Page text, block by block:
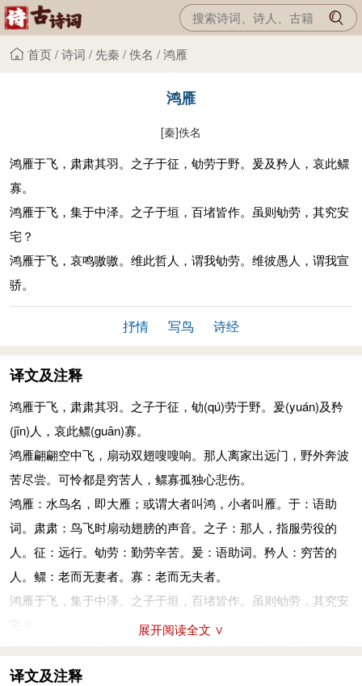
首页/诗词 / 先秦 /佚名 /鸿雁
鸿雁
[秦]佚名
鸿雁于飞，肃肃其羽。之子于征，劬劳于野。爰及矜人，哀此鳏
寡。
鸿雁于飞，集于中泽。之子于垣，百堵皆作。虽则劬劳，其究安
宅？
鸿雁于飞，哀鸣嗷嗷。维此哲人，谓我劬劳。维彼愚人，谓我宣
骄。
抒情 写鸟 诗经
译文及注释
鸿雁于飞，肃肃其羽。之子于征，劬(qú)劳于野。爰(yuán)及矜
(jīn)人，哀此鳏(guān)寡。
鸿雁翩翩空中飞，扇动双翅嗖嗖响。那人离家出远门，野外奔波
苦尽尝。可怜都是穷苦人，鳏寡孤独心悲伤。
鸿雁：水鸟名，即大雁；或谓大者叫鸿，小者叫雁。于：语助
词。肃肃：鸟飞时扇动翅膀的声音。之子：那人，指服劳役的
人。征：远行。劬劳：勤劳辛苦。爰：语助词。矜人：穷苦的
人。鳏：老而无妻者。寡：老而无夫者。
鸿雁于飞，集于中泽。之子于垣，百堵皆作。虽则劬劳，其究安
百堵墙。虽然辛苦又劳累，不知安身在何方。
展开阅读全文 ∨
译文及注释